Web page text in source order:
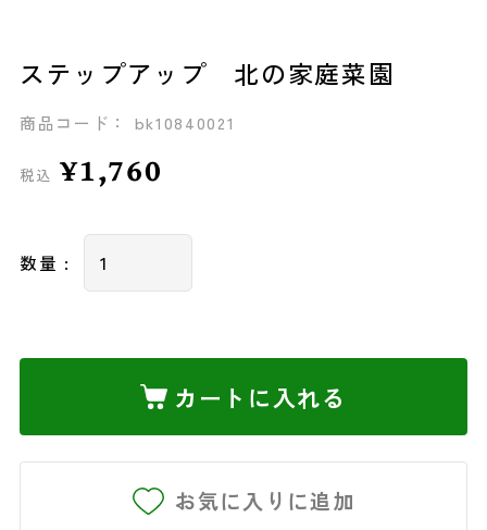
ステップアップ 北の家庭菜園
商品コード： bk10840021
税込 ¥1,760
数量 :
カートに入れる
お気に入りに追加